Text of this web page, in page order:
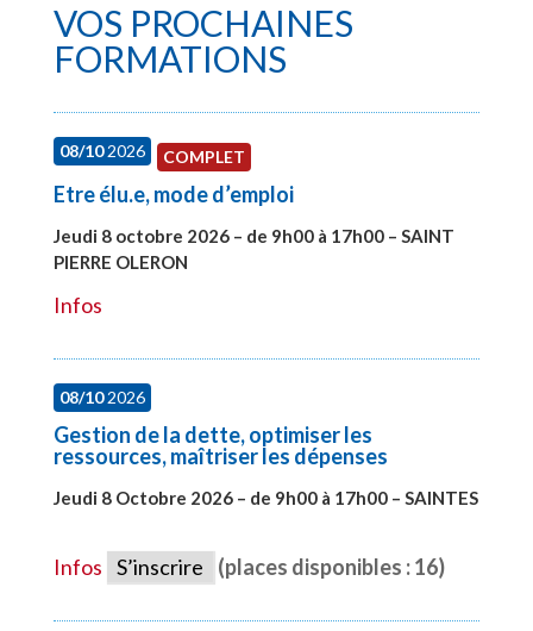
VOS PROCHAINES
FORMATIONS
08/102026 COMPLET
Etre élu.e, mode d’emploi
Jeudi 8 octobre 2026 – de 9h00 à 17h00 – SAINT
PIERRE OLERON
Infos
08/102026
Gestion de la dette, optimiser les
ressources, maîtriser les dépenses
Jeudi 8 Octobre 2026 – de 9h00 à 17h00 – SAINTES
Infos S’inscrire (places disponibles : 16)